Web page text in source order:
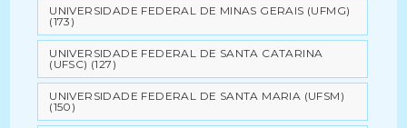
UNIVERSIDADE FEDERAL DE MINAS GERAIS (UFMG)
(173)
UNIVERSIDADE FEDERAL DE SANTA CATARINA
(UFSC) (127)
UNIVERSIDADE FEDERAL DE SANTA MARIA (UFSM)
(150)